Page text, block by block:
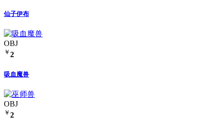
仙子伊布
OBJ
￥ 2
吸血魔兽
OBJ
￥ 2